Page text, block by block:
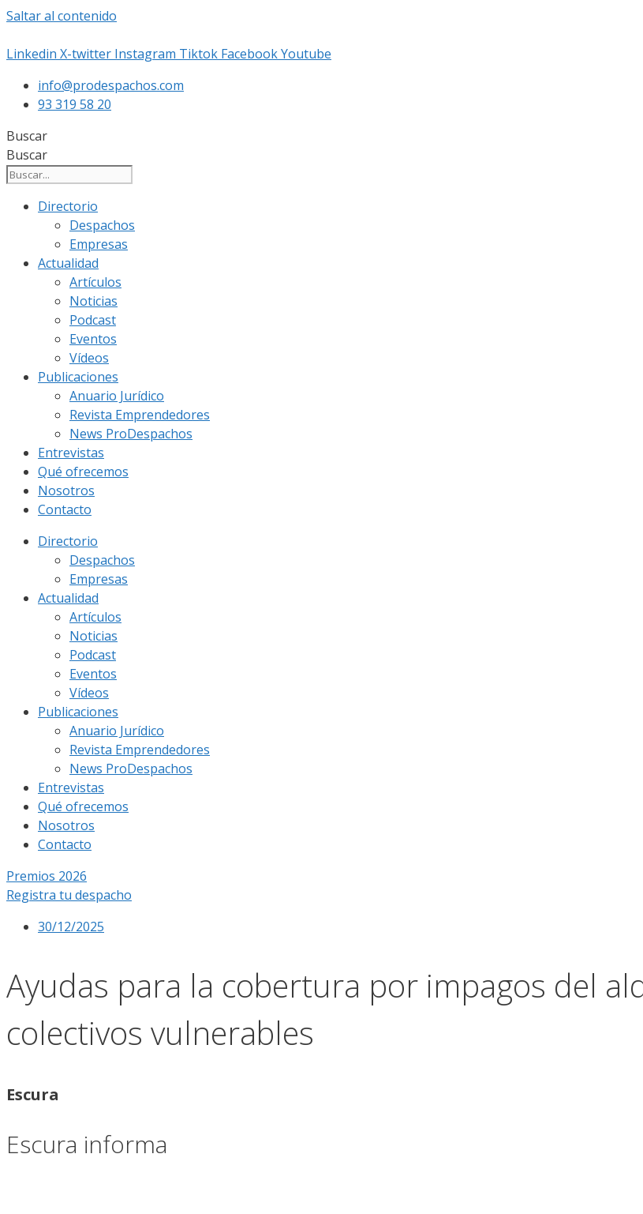
Saltar al contenido
Linkedin X-twitter Instagram Tiktok FacebookYoutube
info@prodespachos.com
93 319 58 20
Buscar
Buscar
Directorio
Despachos
Empresas
Actualidad
Artículos
Noticias
Podcast
Eventos
Vídeos
Publicaciones
Anuario Jurídico
Revista Emprendedores
News ProDespachos
Entrevistas
Qué ofrecemos
Nosotros
Contacto
Directorio
Despachos
Empresas
Actualidad
Artículos
Noticias
Podcast
Eventos
Vídeos
Publicaciones
Anuario Jurídico
Revista Emprendedores
News ProDespachos
Entrevistas
Qué ofrecemos
Nosotros
Contacto
Premios 2026
Registra tu despacho
30/12/2025
Ayudas para la cobertura por impagos del
colectivos vulnerables
Escura
Escura informa